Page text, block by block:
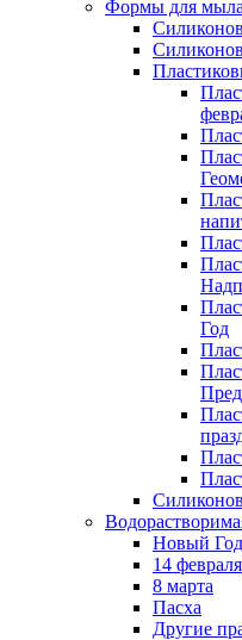
Формы для мыла
Год
Новый Год
14 февраля
8 марта
Пасха
Другие